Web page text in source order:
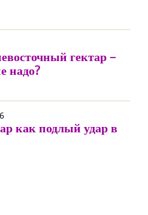
гектар –
надо?
как подлый удар в